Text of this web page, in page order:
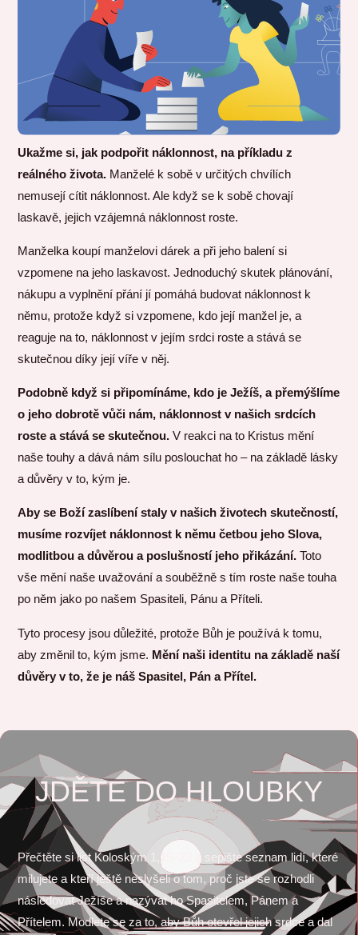
Ukažme si, jak podpořit náklonnost, na příkladu z
reálného života. Manželé k sobě v určitých chvílích
nemusejí cítit náklonnost. Ale když se k sobě chovají
laskavě, jejich vzájemná náklonnost roste.
Manželka koupí manželovi dárek a při jeho balení si
vzpomene na jeho laskavost. Jednoduchý skutek plánování,
nákupu a vyplnění přání jí pomáhá budovat náklonnost k
němu, protože když si vzpomene, kdo její manžel je, a
reaguje na to, náklonnost v jejím srdci roste a stává se
skutečnou díky její víře v něj.
Podobně když si připomínáme, kdo je Ježíš, a přemýšlíme
o jeho dobrotě vůči nám, náklonnost v našich srdcích
roste a stává se skutečnou. V reakci na to Kristus mění
naše touhy a dává nám sílu poslouchat ho – na základě lásky
a důvěry v to, kým je.
Aby se Boží zaslíbení staly v našich životech skutečností,
musíme rozvíjet náklonnost k němu četbou jeho Slova,
modlitbou a důvěrou a poslušností jeho přikázání. Toto
vše mění naše uvažování a souběžně s tím roste naše touha
po něm jako po našem Spasiteli, Pánu a Příteli.
Tyto procesy jsou důležité, protože Bůh je používá k tomu,
aby změnil to, kým jsme. Mění naši identitu na základě naší
důvěry v to, že je náš Spasitel, Pán a Přítel.
JDĚTE DO HLOUBKY
Přečtěte si list Koloským 1,15–23 a sepište seznam lidí, které
milujete a kteří ještě neslyšeli o tom, proč jste se rozhodli
následovat Ježíše a nazývat ho Spasitelem, Pánem a
Přítelem. Modlete se za to, aby Bůh otevřel jejich srdce a dal